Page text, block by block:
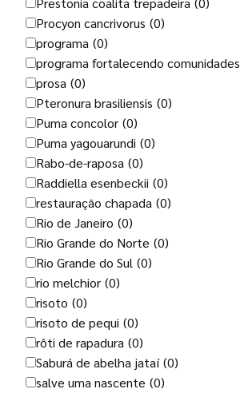
Procyon cancrivorus (0)
programa (0)
programa fortalecendo comunidades
prosa (0)
Pteronura brasiliensis (0)
Puma concolor (0)
Puma yagouarundi (0)
Rabo-de-raposa (0)
Raddiella esenbeckii (0)
restauração chapada (0)
Rio de Janeiro (0)
Rio Grande do Norte (0)
Rio Grande do Sul (0)
rio melchior (0)
risoto (0)
risoto de pequi (0)
rôti de rapadura (0)
Saburá de abelha jataí (0)
salve uma nascente (0)